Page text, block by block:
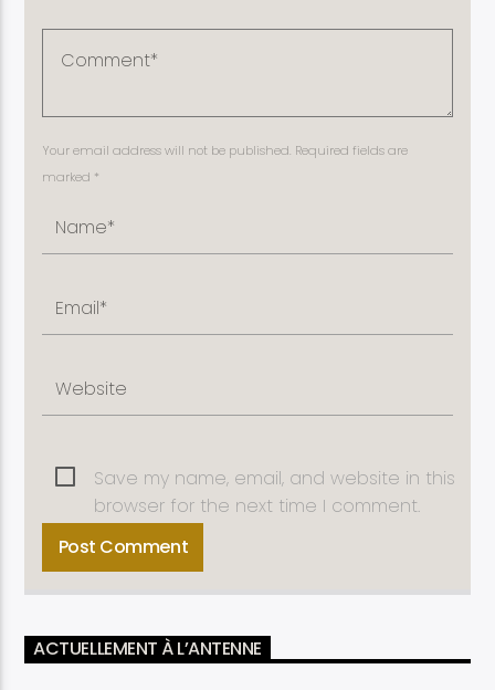
Your email address will not be published. Required fields are
marked *
Save my name, email, and website in this
browser for the next time I comment.
ACTUELLEMENT À L’ANTENNE